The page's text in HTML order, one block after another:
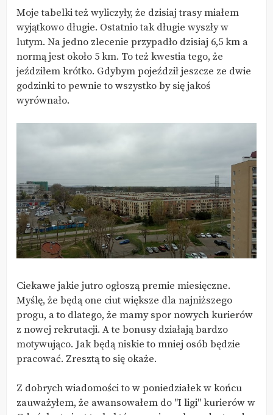
Moje tabelki też wyliczyły, że dzisiaj trasy miałem
wyjątkowo długie. Ostatnio tak długie wyszły w
lutym. Na jedno zlecenie przypadło dzisiaj 6,5 km a
normą jest około 5 km. To też kwestia tego, że
jeździłem krótko. Gdybym pojeździł jeszcze ze dwie
godzinki to pewnie to wszystko by się jakoś
wyrównało.
Ciekawe jakie jutro ogłoszą premie miesięczne.
Myślę, że będą one ciut większe dla najniższego
progu, a to dlatego, że mamy spor nowych kurierów
z nowej rekrutacji. A te bonusy działają bardzo
motywująco. Jak będą niskie to mniej osób będzie
pracować. Zresztą to się okaże.
Z dobrych wiadomości to w poniedziałek w końcu
zauważyłem, że awansowałem do "I ligi" kurierów w